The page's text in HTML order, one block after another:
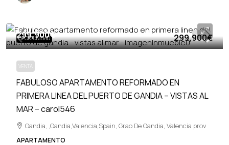
OPORTUNIDAD VENTA
299,900€
VENTA
FABULOSO APARTAMENTO REFORMADO EN
PRIMERA LINEA DEL PUERTO DE GANDIA – VISTAS AL
MAR – carol546
299,900€
Gandia, ,Gandia,Valencia,Spain, Grao De Gandia, Valencia prov
APARTAMENTO